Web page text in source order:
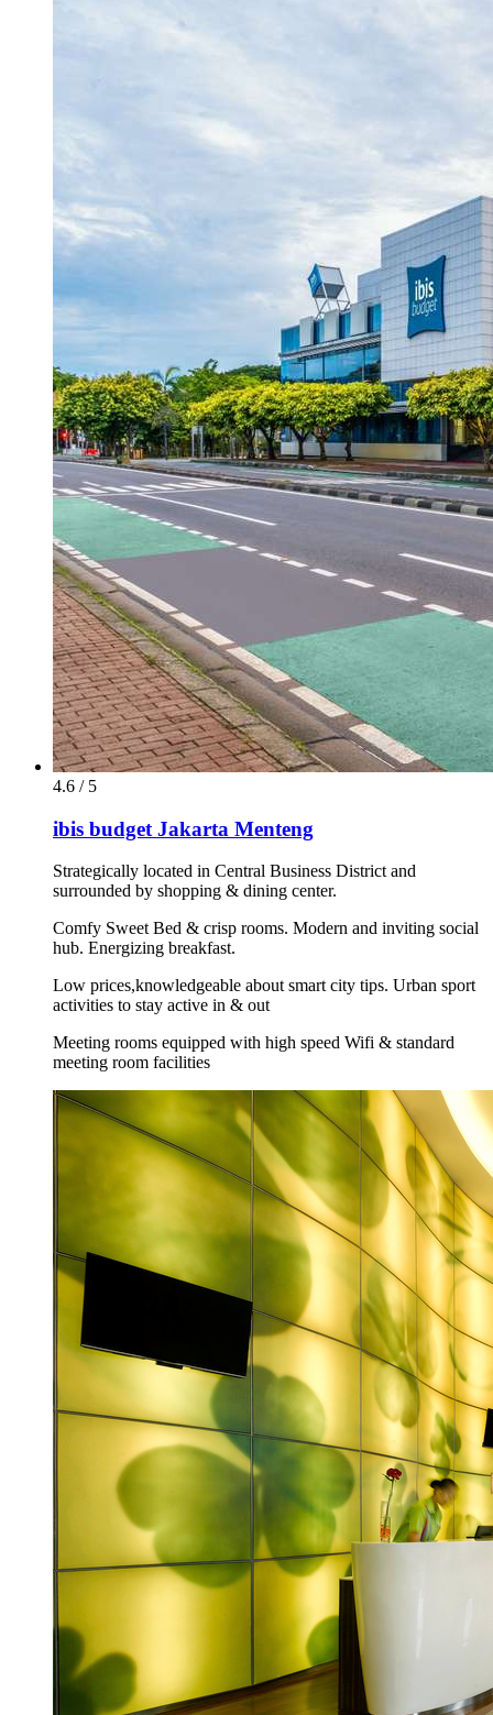
4.6 / 5
ibis budget Jakarta Menteng
Strategically located in Central Business District and
surrounded by shopping & dining center.
Comfy Sweet Bed & crisp rooms. Modern and inviting social
hub. Energizing breakfast.
Low prices,knowledgeable about smart city tips. Urban sport
activities to stay active in & out
Meeting rooms equipped with high speed Wifi & standard
meeting room facilities